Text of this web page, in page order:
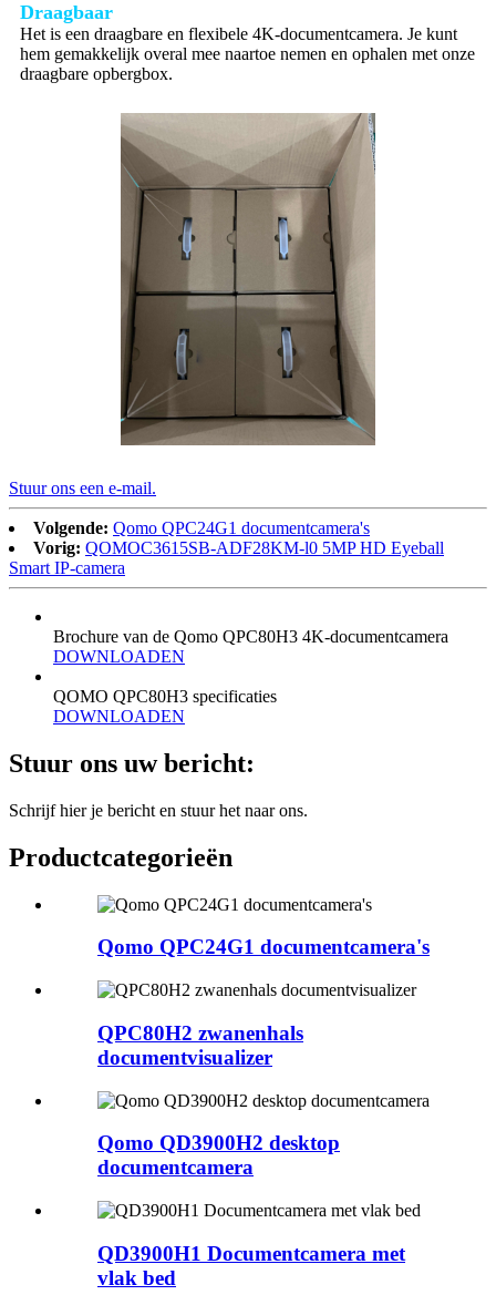
Draagbaar
Het is een draagbare en flexibele 4K-documentcamera. Je kunt
hem gemakkelijk overal mee naartoe nemen en ophalen met onze
draagbare opbergbox.
Stuur ons een e-mail.
Volgende: Qomo QPC24G1 documentcamera's
Vorig: QOMOC3615SB-ADF28KM-l0 5MP HD Eyeball
Smart IP-camera
Brochure van de Qomo QPC80H3 4K-documentcamera
DOWNLOADEN
QOMO QPC80H3 specificaties
DOWNLOADEN
Stuur ons uw bericht:
Schrijf hier je bericht en stuur het naar ons.
Productcategorieën
Qomo QPC24G1 documentcamera's
QPC80H2 zwanenhals
documentvisualizer
Qomo QD3900H2 desktop
documentcamera
QD3900H1 Documentcamera met
vlak bed